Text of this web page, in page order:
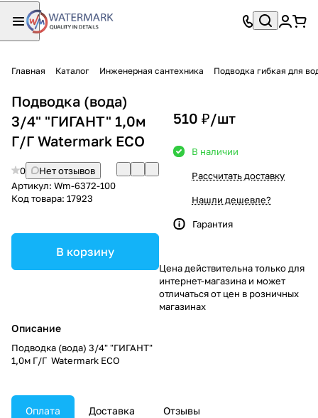
Главная Каталог Инженерная сантехника Подводка гибкая для
Подводка (вода)
3/4" "ГИГАНТ" 1,0м
Г/Г Watermark ECO
0
Нет отзывов
Артикул: Wm-6372-100
Код товара: 17923
В корзину
Описание
Подводка (вода) 3/4" "ГИГАНТ"
1,0м Г/Г Watermark ECO
510 ₽/шт
В наличии
Рассчитать доставку
Нашли дешевле?
Гарантия
Цена действительна только для
интернет-магазина и может
отличаться от цен в розничных
магазинах
Оплата Доставка Отзывы